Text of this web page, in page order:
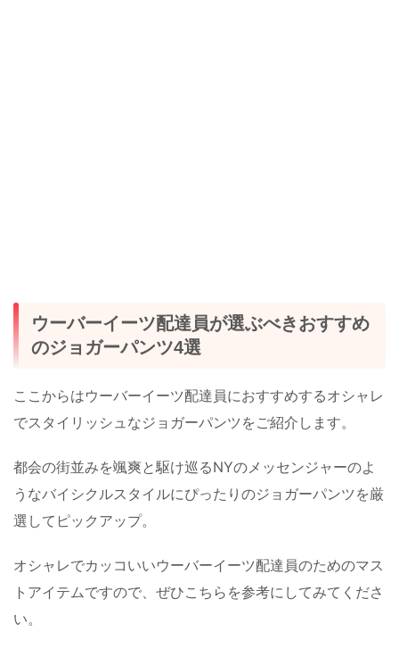
ウーバーイーツ配達員が選ぶべきおすすめ
のジョガーパンツ4選
ここからはウーバーイーツ配達員におすすめするオシャレ
でスタイリッシュなジョガーパンツをご紹介します。
都会の街並みを颯爽と駆け巡るNYのメッセンジャーのよ
うなバイシクルスタイルにぴったりのジョガーパンツを厳
選してピックアップ。
オシャレでカッコいいウーバーイーツ配達員のためのマス
トアイテムですので、ぜひこちらを参考にしてみてくださ
い。